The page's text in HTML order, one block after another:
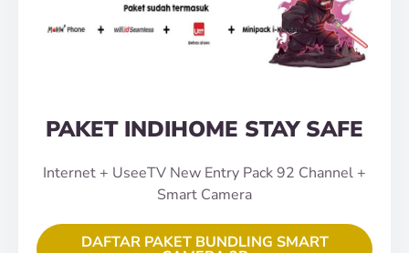
PAKET INDIHOME STAY SAFE
Internet + UseeTV New Entry Pack 92 Channel +
Smart Camera
DAFTAR PAKET BUNDLING SMART